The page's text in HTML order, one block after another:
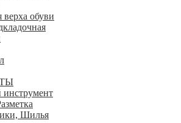
верха обуви
Шилья